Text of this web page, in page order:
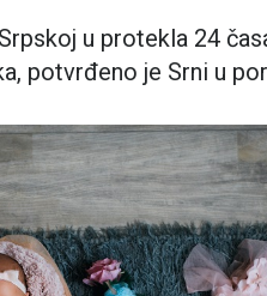
u protekla 24
potvrđeno je Srni u